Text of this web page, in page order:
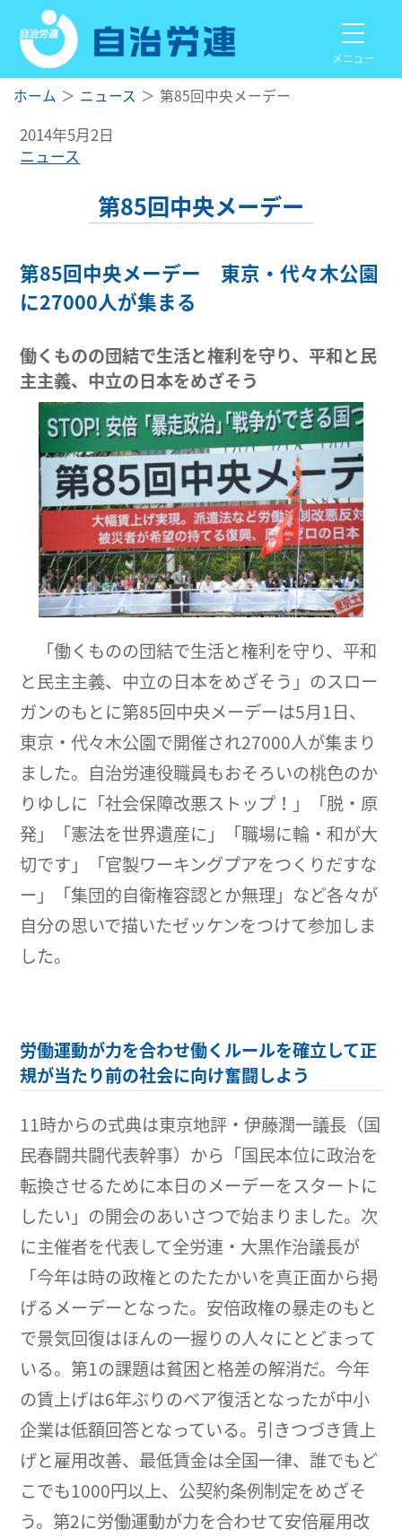
メニュー
ホーム ニュース 第85回中央メーデー
2014年5月2日
ニュース
第85回中央メーデー
第85回中央メーデー 東京・代々木公園
に27000人が集まる
働くものの団結で生活と権利を守り、平和と民
主主義、中立の日本をめざそう
「働くものの団結で生活と権利を守り、平和
と民主主義、中立の日本をめざそう」のスロー
ガンのもとに第85回中央メーデーは5月1日、
東京・代々木公園で開催され27000人が集まり
ました。自治労連役職員もおそろいの桃色のか
りゆしに「社会保障改悪ストップ！」「脱・原
発」「憲法を世界遺産に」「職場に輪・和が大
切です」「官製ワーキングプアをつくりだすな
ー」「集団的自衛権容認とか無理」など各々が
自分の思いで描いたゼッケンをつけて参加しま
した。
労働運動が力を合わせ働くルールを確立して正
規が当たり前の社会に向け奮闘しよう
11時からの式典は東京地評・伊藤潤一議長（国
民春闘共闘代表幹事）から「国民本位に政治を
転換させるために本日のメーデーをスタートに
したい」の開会のあいさつで始まりました。次
に主催者を代表して全労連・大黒作治議長が
「今年は時の政権とのたたかいを真正面から掲
げるメーデーとなった。安倍政権の暴走のもと
で景気回復はほんの一握りの人々にとどまって
いる。第1の課題は貧困と格差の解消だ。今年
の賃上げは6年ぶりのベア復活となったが中小
企業は低額回答となっている。引きつづき賃上
げと雇用改善、最低賃金は全国一律、誰でもど
こでも1000円以上、公契約条例制定をめざそ
う。第2に労働運動が力を合わせて安倍雇用改